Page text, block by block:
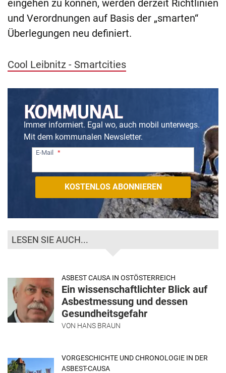
eingehen zu können, werden derzeit Richtlinien
und Verordnungen auf Basis der „smarten“
Überlegungen neu definiert.
Cool Leibnitz - Smartcities
Immer informiert. Egal wo, auch mobil unterwegs.
Mit dem kommunalen Newsletter.
E-Mail
LESEN SIE AUCH...
ASBEST CAUSA IN OSTÖSTERREICH
Ein wissenschaftlichter Blick auf
Asbestmessung und dessen
Gesundheitsgefahr
VON HANS BRAUN
VORGESCHICHTE UND CHRONOLOGIE IN DER
ASBEST-CAUSA